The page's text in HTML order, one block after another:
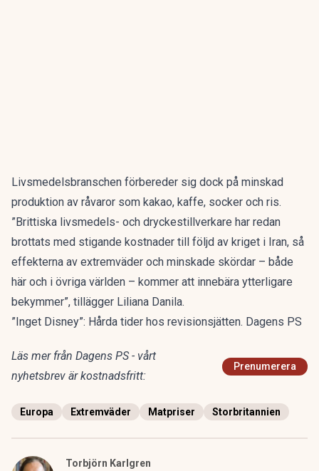
Livsmedelsbranschen förbereder sig dock på minskad
produktion av råvaror som kakao, kaffe, socker och ris.
”Brittiska livsmedels- och dryckestillverkare har redan
brottats med stigande kostnader till följd av kriget i Iran, så
effekterna av extremväder och minskade skördar – både
här och i övriga världen – kommer att innebära ytterligare
bekymmer”, tillägger Liliana Danila.
”Inget Disney”: Hårda tider hos revisionsjätten. Dagens PS
Läs mer från Dagens PS - vårt
nyhetsbrev är kostnadsfritt:
Prenumerera
Europa Extremväder Matpriser Storbritannien
Torbjörn Karlgren